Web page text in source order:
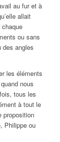
au fur et à
allait
ou sans
des angles
les éléments
nous
tous les
à tout le
proposition
Philippe ou